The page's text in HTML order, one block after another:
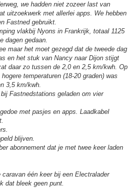
we hadden niet zozeer last van
uitzoekwerk met allerlei apps. We hebben
Fastned gebruikt.
vlakbij Nyons in Frankrijk, totaal 1125
dagen gedaan.
maar het moet gezegd dat de tweede dag
en het stuk van Nancy naar Dijon stijgt
daar zo tussen de 2,0 en 2,5 km/kwh. Op
temperaturen (18-20 graden) was
3,5 km/kwh.
Fastnedstations geladen om vier
met pasjes en apps. Laadkabel
blijven.
abonnement dat je met twee keer laden
één keer bij een Electralader
dat bleek geen punt.